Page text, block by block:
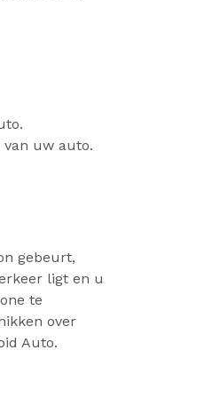
uw auto.
gebeurt,
ligt en u
te
over
Auto.